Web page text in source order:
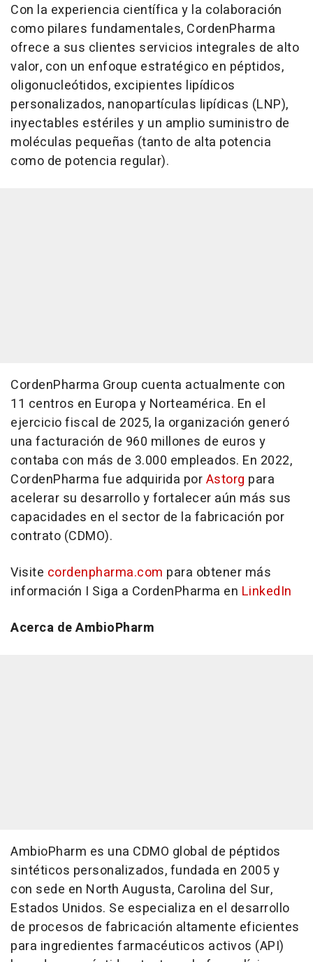
Con la experiencia científica y la colaboración
como pilares fundamentales, CordenPharma
ofrece a sus clientes servicios integrales de alto
valor, con un enfoque estratégico en péptidos,
oligonucleótidos, excipientes lipídicos
personalizados, nanopartículas lipídicas (LNP),
inyectables estériles y un amplio suministro de
moléculas pequeñas (tanto de alta potencia
como de potencia regular).
CordenPharma Group cuenta actualmente con
11 centros en Europa y Norteamérica. En el
ejercicio fiscal de 2025, la organización generó
una facturación de 960 millones de euros y
contaba con más de 3.000 empleados. En 2022,
CordenPharma fue adquirida porAstorg para
acelerar su desarrollo y fortalecer aún más sus
capacidades en el sector de la fabricación por
contrato (CDMO).
Visite cordenpharma.com para obtener más
información I Siga a CordenPharma en LinkedIn
Acerca de AmbioPharm
AmbioPharm es una CDMO global de péptidos
sintéticos personalizados, fundada en 2005 y
con sede en North Augusta, Carolina del Sur,
Estados Unidos. Se especializa en el desarrollo
de procesos de fabricación altamente eficientes
para ingredientes farmacéuticos activos (API)